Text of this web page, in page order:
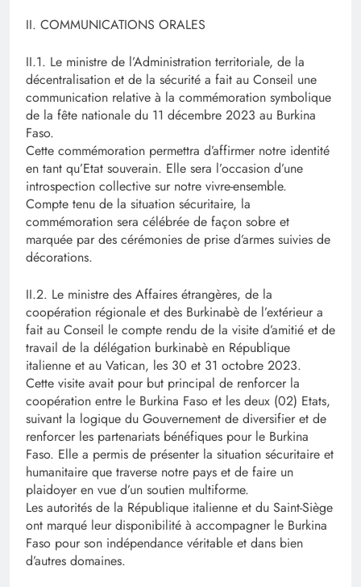
II. COMMUNICATIONS ORALES
II.1. Le ministre de l’Administration territoriale, de la
décentralisation et de la sécurité a fait au Conseil une
communication relative à la commémoration symbolique
de la fête nationale du 11 décembre 2023 au Burkina
Faso.
Cette commémoration permettra d’affirmer notre identité
en tant qu’Etat souverain. Elle sera l’occasion d’une
introspection collective sur notre vivre-ensemble.
Compte tenu de la situation sécuritaire, la
commémoration sera célébrée de façon sobre et
marquée par des cérémonies de prise d’armes suivies de
décorations.
II.2. Le ministre des Affaires étrangères, de la
coopération régionale et des Burkinabè de l’extérieur a
fait au Conseil le compte rendu de la visite d’amitié et de
travail de la délégation burkinabè en République
italienne et au Vatican, les 30 et 31 octobre 2023.
Cette visite avait pour but principal de renforcer la
coopération entre le Burkina Faso et les deux (02) Etats,
suivant la logique du Gouvernement de diversifier et de
renforcer les partenariats bénéfiques pour le Burkina
Faso. Elle a permis de présenter la situation sécuritaire et
humanitaire que traverse notre pays et de faire un
plaidoyer en vue d’un soutien multiforme.
Les autorités de la République italienne et du Saint-Siège
ont marqué leur disponibilité à accompagner le Burkina
Faso pour son indépendance véritable et dans bien
d’autres domaines.